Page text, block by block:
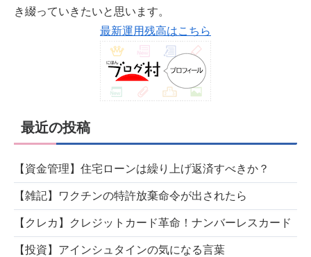
き綴っていきたいと思います。
最新運用残高はこちら
最近の投稿
【資金管理】住宅ローンは繰り上げ返済すべきか？
【雑記】ワクチンの特許放棄命令が出されたら
【クレカ】クレジットカード革命！ナンバーレスカード
【投資】アインシュタインの気になる言葉